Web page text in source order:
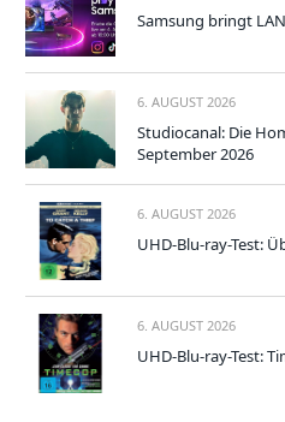
Samsung bringt
6. AUGUST 2026
Studiocanal: Die
September 2026
6. AUGUST 2026
UHD-Blu-ray-Test:
6. AUGUST 2026
UHD-Blu-ray-Test: